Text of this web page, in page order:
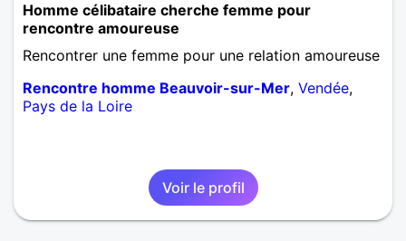
Homme célibataire cherche femme pour
rencontre amoureuse
Rencontrer une femme pour une relation amoureuse
Rencontre homme Beauvoir-sur-Mer, Vendée,
Pays de la Loire
Voir le profil